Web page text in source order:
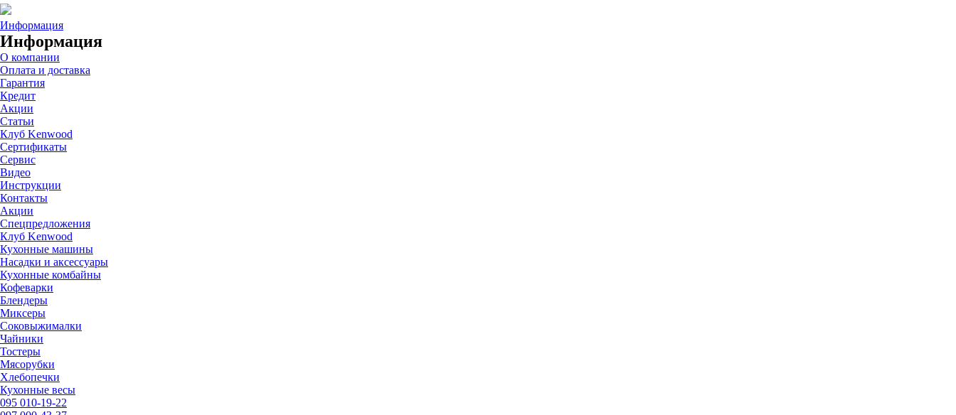
Информация
Информация
О компании
Оплата и доставка
Гарантия
Кредит
Акции
Статьи
Клуб Kenwood
Сертификаты
Сервис
Видео
Инструкции
Контакты
Акции
Спецпредложения
Клуб Kenwood
Кухонные машины
Насадки и аксессуары
Кухонные комбайны
Кофеварки
Блендеры
Миксеры
Соковыжималки
Чайники
Тостеры
Мясорубки
Хлебопечки
Кухонные весы
095 010-19-22